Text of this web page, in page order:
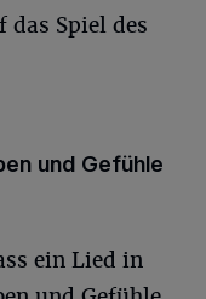
Spiel des
und Gefühle
ein Lied in